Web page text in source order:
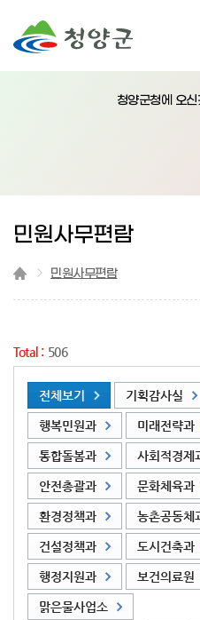
청양군청에 오
민원사무편람
민원사무편람
Total : 506
전체보기 기획감사실
행복민원과 미래전략과
통합돌봄과 사회적경제
안전총괄과 문화체육과
환경정책과 농촌공동체
건설정책과 도시건축과
행정지원과 보건의료원
맑은물사업소